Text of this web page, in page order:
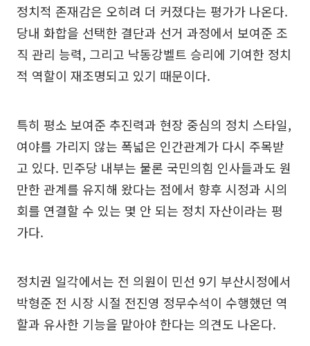
정치적 존재감은 오히려 더 커졌다는 평가가 나온다.
당내 화합을 선택한 결단과 선거 과정에서 보여준 조
직 관리 능력, 그리고 낙동강벨트 승리에 기여한 정치
적 역할이 재조명되고 있기 때문이다.
특히 평소 보여준 추진력과 현장 중심의 정치 스타일,
여야를 가리지 않는 폭넓은 인간관계가 다시 주목받
고 있다. 민주당 내부는 물론 국민의힘 인사들과도 원
만한 관계를 유지해 왔다는 점에서 향후 시정과 시의
회를 연결할 수 있는 몇 안 되는 정치 자산이라는 평
가다.
정치권 일각에서는 전 의원이 민선 9기 부산시정에서
박형준 전 시장 시절 전진영 정무수석이 수행했던 역
할과 유사한 기능을 맡아야 한다는 의견도 나온다.